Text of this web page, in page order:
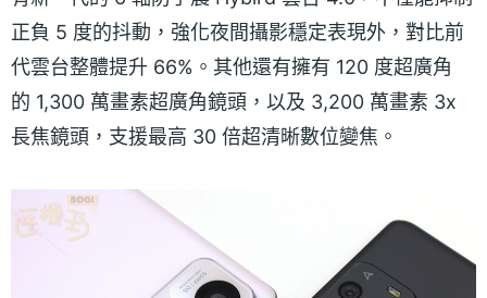
正負 5 度的抖動，強化夜間攝影穩定表現外，對比前
代雲台整體提升 66%。其他還有擁有 120 度超廣角
的 1,300 萬畫素超廣角鏡頭，以及 3,200 萬畫素 3x
長焦鏡頭，支援最高 30 倍超清晰數位變焦。